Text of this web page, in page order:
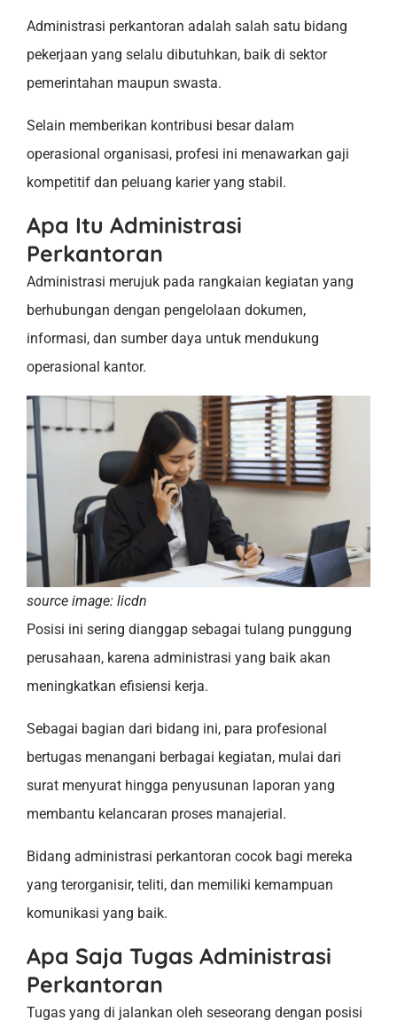
Administrasi perkantoran adalah salah satu bidang
pekerjaan yang selalu dibutuhkan, baik di sektor
pemerintahan maupun swasta.
Selain memberikan kontribusi besar dalam
operasional organisasi, profesi ini menawarkan gaji
kompetitif dan peluang karier yang stabil.
Apa Itu Administrasi
Perkantoran
Administrasi merujuk pada rangkaian kegiatan yang
berhubungan dengan pengelolaan dokumen,
informasi, dan sumber daya untuk mendukung
operasional kantor.
source image: licdn
Posisi ini sering dianggap sebagai tulang punggung
perusahaan, karena administrasi yang baik akan
meningkatkan efisiensi kerja.
Sebagai bagian dari bidang ini, para profesional
bertugas menangani berbagai kegiatan, mulai dari
surat menyurat hingga penyusunan laporan yang
membantu kelancaran proses manajerial.
Bidang administrasi perkantoran cocok bagi mereka
yang terorganisir, teliti, dan memiliki kemampuan
komunikasi yang baik.
Apa Saja Tugas Administrasi
Perkantoran
Tugas yang di jalankan oleh seseorang dengan posisi